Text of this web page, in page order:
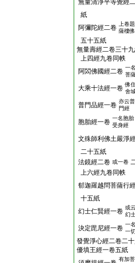
無量清淨平等覺經
紙
阿彌陀經二卷
上卷
薩樓
五十五紙
無量壽經二卷三十
上四經九卷同帙
阿閦佛國經二卷 一
菩
大乘十法經一卷 佛
舍
普門品經一卷 亦云普
門經
胞胎經一卷 一名胞胎
受身經
文殊師利佛土嚴淨
二十五紙
法鏡經二卷 或一卷
上六經九卷同帙
郁迦羅越問菩薩行
十五紙
幻士仁賢經一卷 或
幻
決定毘尼經一卷 一
一
發覺淨心經二卷二
優填王經一卷五紙
有加